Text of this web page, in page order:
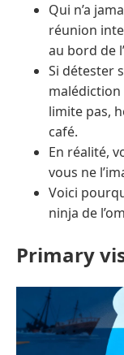
Qui n’a
réunion
au bord de
Si détester
limite pas,
café.
En réalité,
vous ne
Voici
ninja de
Primary